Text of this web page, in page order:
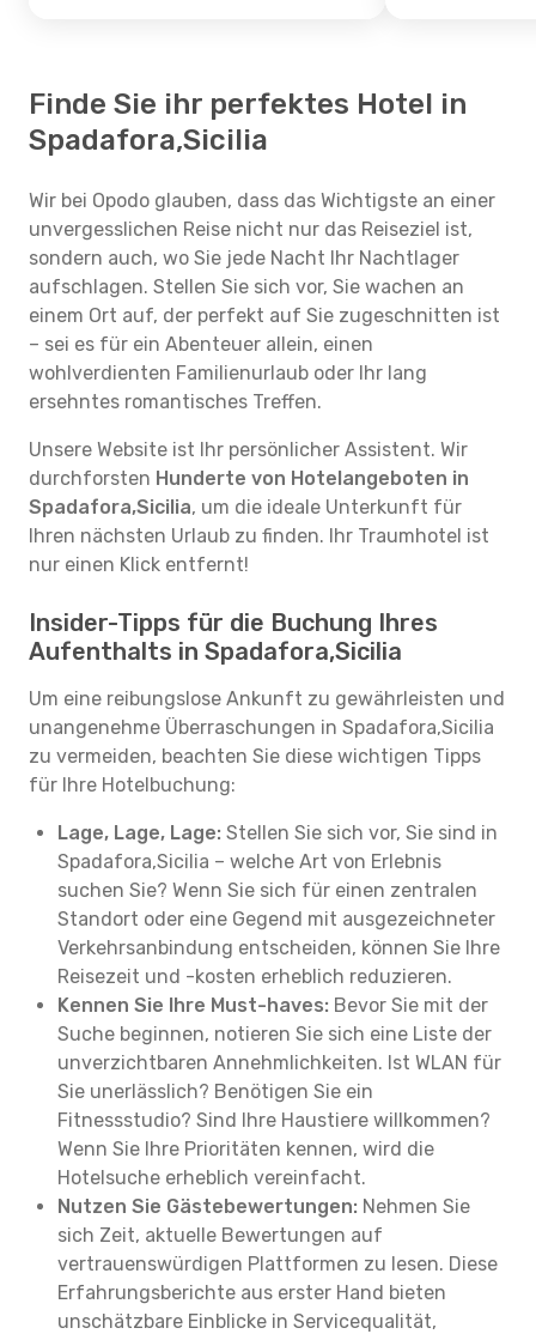
Finde Sie ihr perfektes Hotel in
Spadafora,Sicilia
Wir bei Opodo glauben, dass das Wichtigste an einer
unvergesslichen Reise nicht nur das Reiseziel ist,
sondern auch, wo Sie jede Nacht Ihr Nachtlager
aufschlagen. Stellen Sie sich vor, Sie wachen an
einem Ort auf, der perfekt auf Sie zugeschnitten ist
– sei es für ein Abenteuer allein, einen
wohlverdienten Familienurlaub oder Ihr lang
ersehntes romantisches Treffen.
Unsere Website ist Ihr persönlicher Assistent. Wir
durchforsten Hunderte von Hotelangeboten in
Spadafora,Sicilia, um die ideale Unterkunft für
Ihren nächsten Urlaub zu finden. Ihr Traumhotel ist
nur einen Klick entfernt!
Insider-Tipps für die Buchung Ihres
Aufenthalts in Spadafora,Sicilia
Um eine reibungslose Ankunft zu gewährleisten und
unangenehme Überraschungen in Spadafora,Sicilia
zu vermeiden, beachten Sie diese wichtigen Tipps
für Ihre Hotelbuchung:
Lage, Lage, Lage: Stellen Sie sich vor, Sie sind in
Spadafora,Sicilia – welche Art von Erlebnis
suchen Sie? Wenn Sie sich für einen zentralen
Standort oder eine Gegend mit ausgezeichneter
Verkehrsanbindung entscheiden, können Sie Ihre
Reisezeit und -kosten erheblich reduzieren.
Kennen Sie Ihre Must-haves: Bevor Sie mit der
Suche beginnen, notieren Sie sich eine Liste der
unverzichtbaren Annehmlichkeiten. Ist WLAN für
Sie unerlässlich? Benötigen Sie ein
Fitnessstudio? Sind Ihre Haustiere willkommen?
Wenn Sie Ihre Prioritäten kennen, wird die
Hotelsuche erheblich vereinfacht.
Nutzen Sie Gästebewertungen: Nehmen Sie
sich Zeit, aktuelle Bewertungen auf
vertrauenswürdigen Plattformen zu lesen. Diese
Erfahrungsberichte aus erster Hand bieten
unschätzbare Einblicke in Servicequalität,